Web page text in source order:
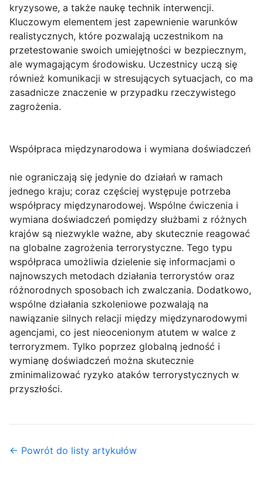
kryzysowe, a także naukę technik interwencji.
Kluczowym elementem jest zapewnienie warunków
realistycznych, które pozwalają uczestnikom na
przetestowanie swoich umiejętności w bezpiecznym,
ale wymagającym środowisku. Uczestnicy uczą się
również komunikacji w stresujących sytuacjach, co ma
zasadnicze znaczenie w przypadku rzeczywistego
zagrożenia.
Współpraca międzynarodowa i wymiana doświadczeń
nie ograniczają się jedynie do działań w ramach
jednego kraju; coraz częściej występuje potrzeba
współpracy międzynarodowej. Wspólne ćwiczenia i
wymiana doświadczeń pomiędzy służbami z różnych
krajów są niezwykle ważne, aby skutecznie reagować
na globalne zagrożenia terrorystyczne. Tego typu
współpraca umożliwia dzielenie się informacjami o
najnowszych metodach działania terrorystów oraz
różnorodnych sposobach ich zwalczania. Dodatkowo,
wspólne działania szkoleniowe pozwalają na
nawiązanie silnych relacji między międzynarodowymi
agencjami, co jest nieocenionym atutem w walce z
terroryzmem. Tylko poprzez globalną jedność i
wymianę doświadczeń można skutecznie
zminimalizować ryzyko ataków terrorystycznych w
przyszłości.
← Powrót do listy artykułów